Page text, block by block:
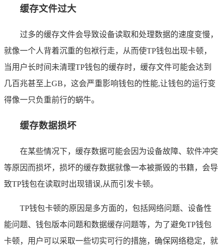
缓存文件过大
过多的缓存文件会导致设备读取和处理数据的速度变慢，
就像一个人背着沉重的包袱行走，从而使TP钱包出现卡顿，
当用户长时间未清理TP钱包的缓存时，缓存文件可能会达到
几百兆甚至上GB，这会严重影响钱包的性能,让钱包的运行变
得像一只负重前行的蜗牛。
缓存数据损坏
在某些情况下，缓存数据可能会因为设备故障、软件冲突
等原因而损坏，损坏的缓存数据就像一本被撕毁的书籍，会导
致TP钱包在读取时出现错误,从而引发卡顿。
TP钱包卡顿的原因是多方面的，包括网络问题、设备性
能问题、钱包版本问题和数据缓存问题等，为了避免TP钱包
卡顿，用户可以采取一些切实可行的措施，确保网络稳定，就